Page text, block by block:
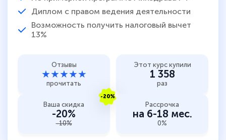
Диплом с правом ведения деятельности
Возможность получить налоговый вычет
13%
Отзывы
★★★★★
прочитать
Этот курс купили
1 358
раз
-20%
Ваша скидка
-20%
-10%
Рассрочка
на 6-18 мес.
0%